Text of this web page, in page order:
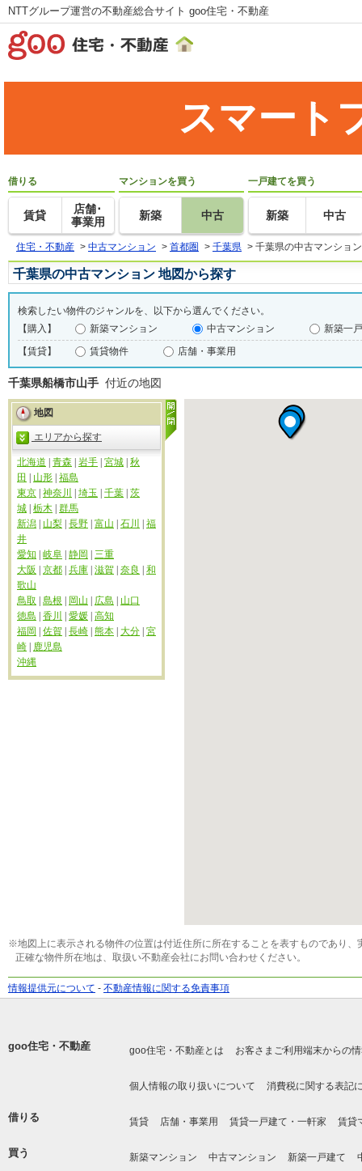
NTTグループ運営の不動産総合サイト goo住宅・不動産
スマート
借りる
賃貸
店舗･
事業用
マンションを買う
新築 中古
一戸建てを買う
新築 中古
住宅・不動産 > 中古マンション > 首都圏 > 千葉県 > 千葉県の中古マンショ
千葉県の中古マンション 地図から探す
検索したい物件のジャンルを、以下から選んでください。
【購入】
新築マンション 中古マンション
新築一
【賃貸】
賃貸物件 店舗・事業用
千葉県船橋市山手 付近の地図
地図
エリアから探す
北海道 青森 岩手 宮城 秋
田
山形 福島
東京 神奈川 埼玉 千葉 茨
城 栃木 群馬
新潟
山梨 長野 富山 石川
福
井
愛知
岐阜 静岡
三重
大阪
京都 兵庫 滋賀 奈良
和
歌山
鳥取
島根 岡山 広島
山口
徳島
香川 愛媛 高知
福岡
佐賀 長崎 熊本 大分 宮
崎
鹿児島
沖縄
※地図上に表示される物件の位置は付近住所に所在することを表すものであり
正確な物件所在地は、取扱い不動産会社にお問い合わせください。
情報提供元について - 不動産情報に関する免責事項
goo住宅・不動産 goo住宅・不動産とは お客さまご利用端末からの
個人情報の取り扱いについて 消費税に関する表記
借りる 賃貸 店舗・事業用 賃貸一戸建て・一軒家 賃貸
買う 新築マンション 中古マンション 新築一戸建て